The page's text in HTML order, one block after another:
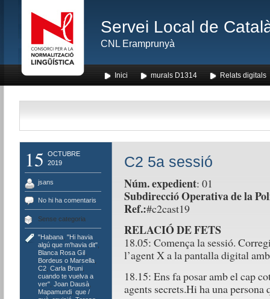
Servei Local de
CNL Eramprunyà
Inici murals D1314 Relats digitals
15
OCTUBRE
2019
jsans
No hi ha comentaris
Sense categoria
"Habana, "Hi havia
algú que m'havia dit",
Blanca Rosa Gil,
Bordeus o Marsella,
C2, Carla Bruni,
cuando te vuelva a
ver", Joan Dausà,
Mapamundi, que /
C2 5a sessió
Núm. expedient: 01
Subdirecció Operativa de la
Ref.:#c2cast19
RELACIÓ DE FETS
18.05: Comença la sessió.
l’agent X a la pantalla digital
18.15: Ens fa posar amb el cap
agents secrets.Hi ha una